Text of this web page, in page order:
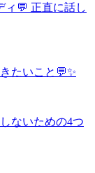
ィ💬 正直に話し
たいこと💬✨
ないための4つ